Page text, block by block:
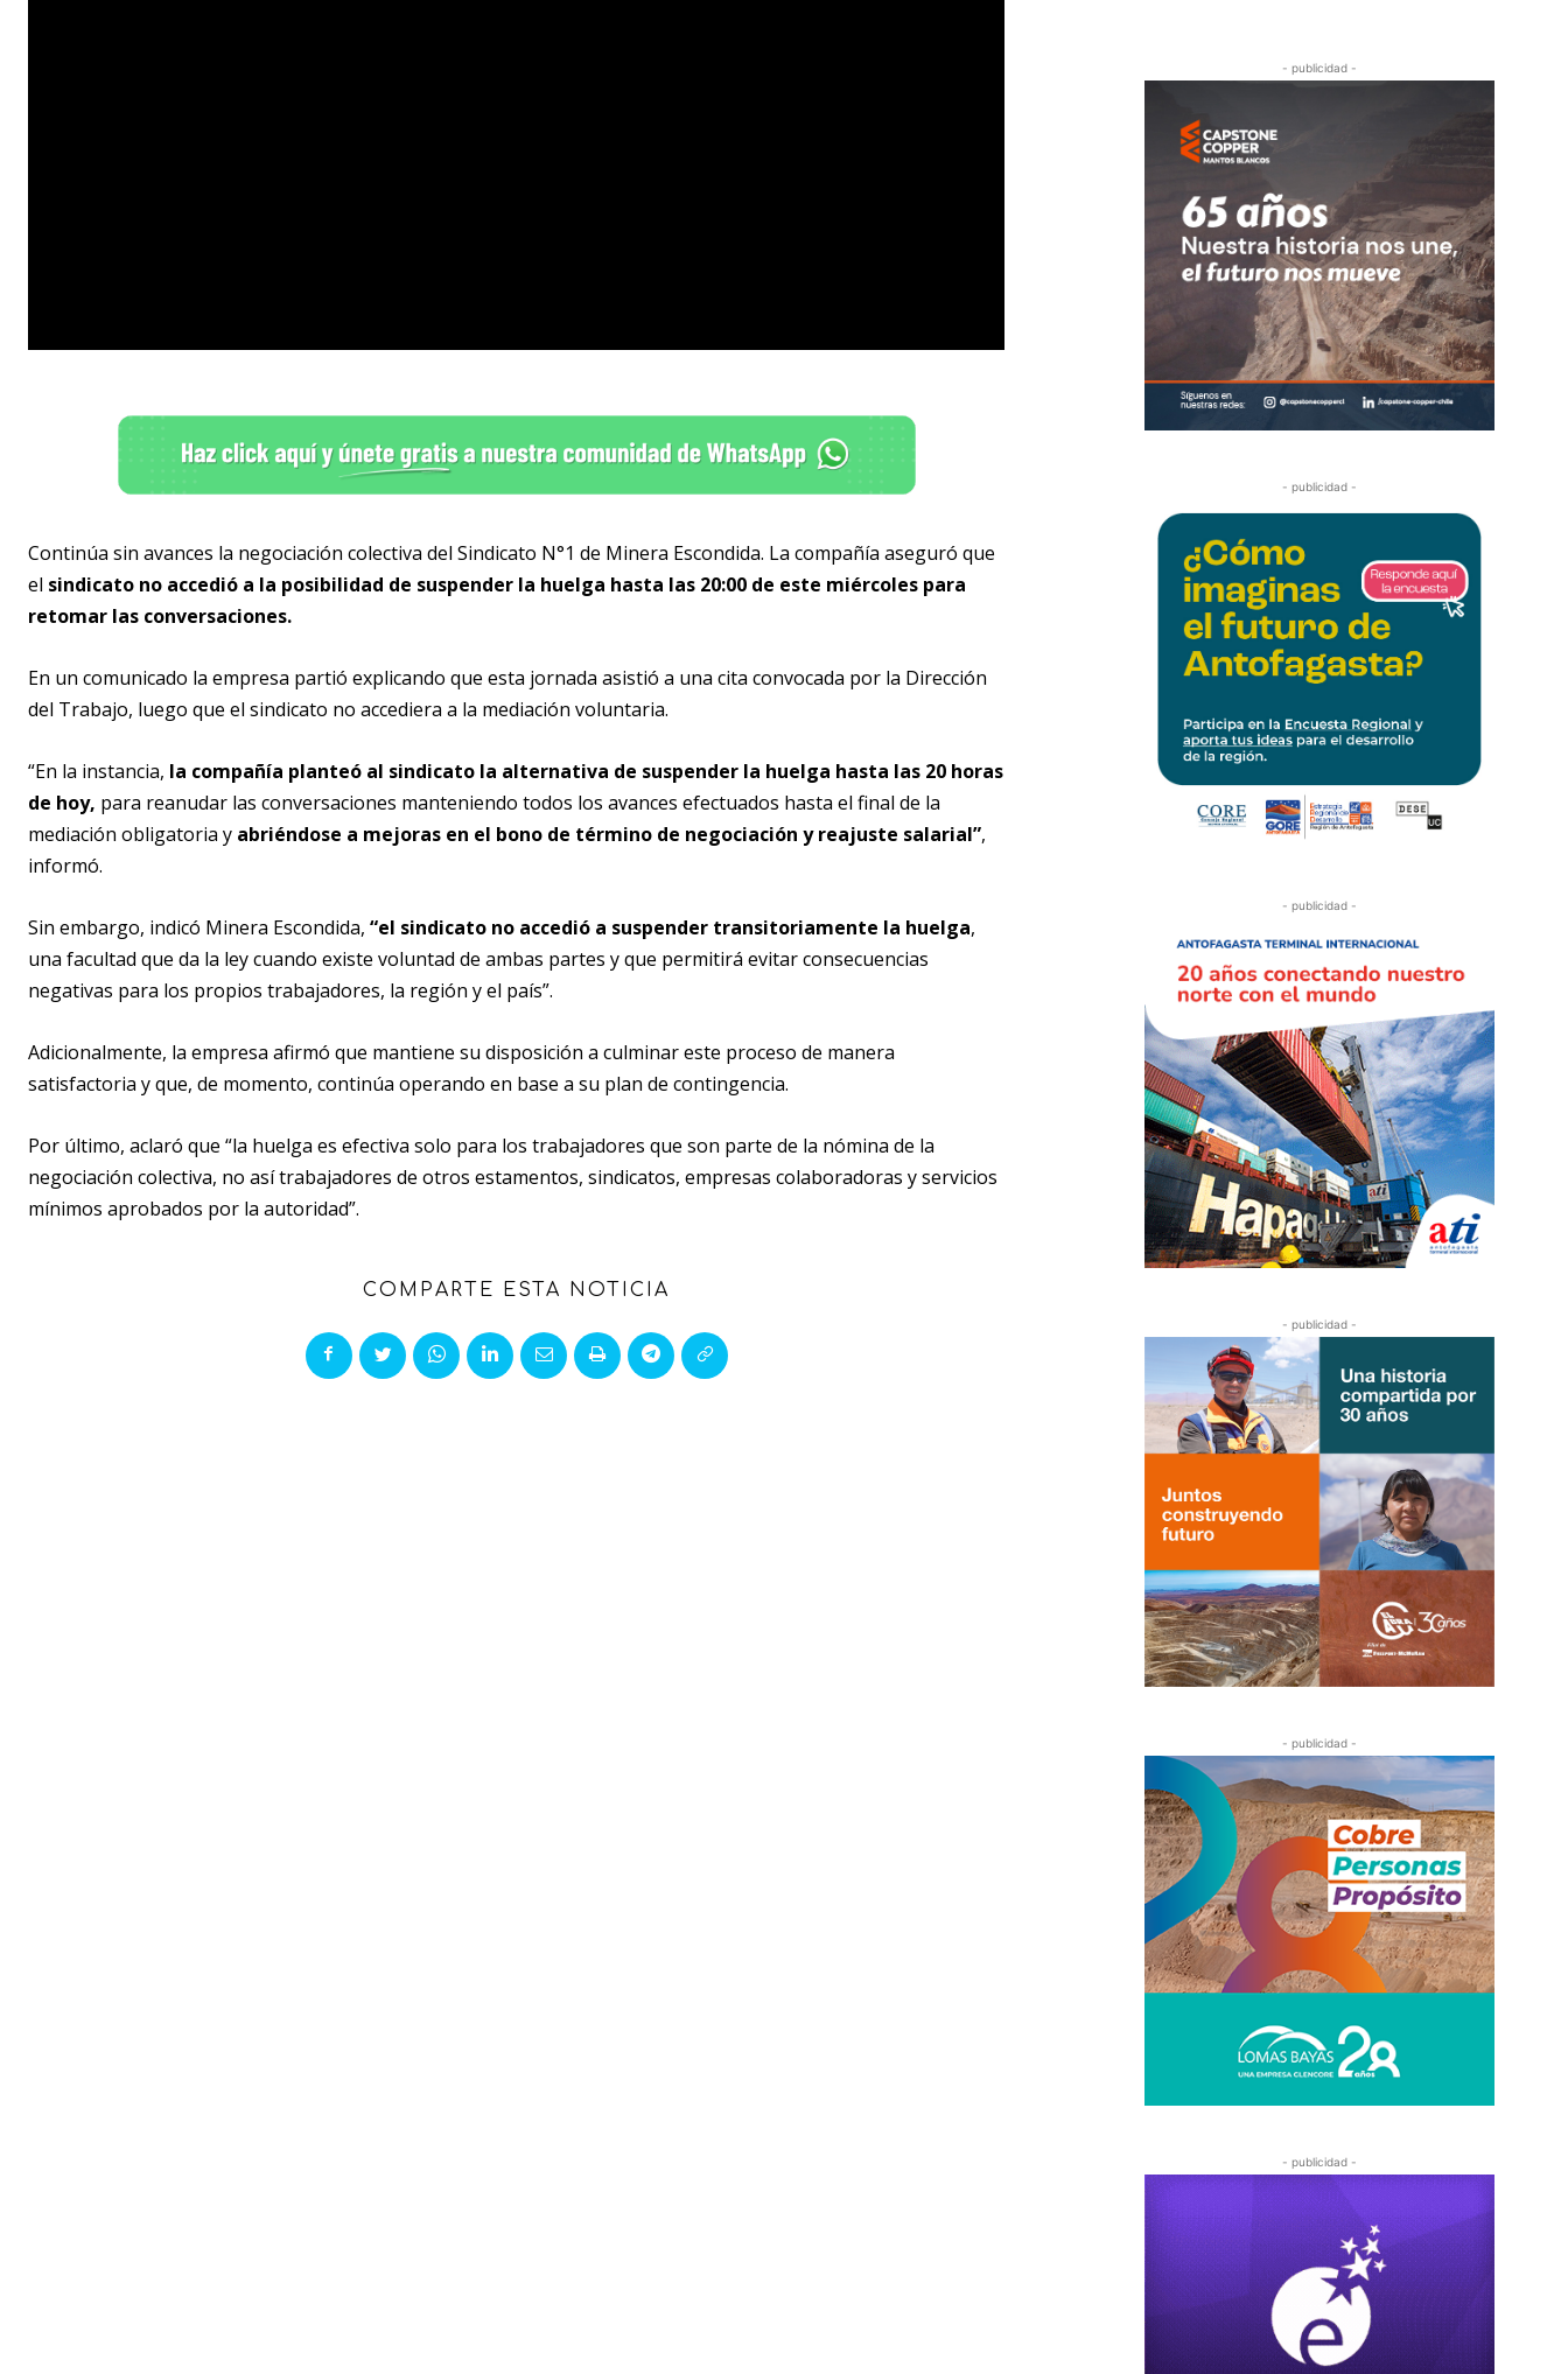
Continúa sin avances la negociación colectiva del Sindicato N°1 de Minera Escondida. La compañía aseguró que
el sindicato no accedió a la posibilidad de suspender la huelga hasta las 20:00 de este miércoles para
retomar las conversaciones.
En un comunicado la empresa partió explicando que esta jornada asistió a una cita convocada por la Dirección
del Trabajo, luego que el sindicato no accediera a la mediación voluntaria.
“En la instancia, la compañía planteó al sindicato la alternativa de suspender la huelga hasta las 20 horas
de hoy, para reanudar las conversaciones manteniendo todos los avances efectuados hasta el final de la
mediación obligatoria y abriéndose a mejoras en el bono de término de negociación y reajuste salarial”,
informó.
Sin embargo, indicó Minera Escondida, “el sindicato no accedió a suspender transitoriamente la huelga,
una facultad que da la ley cuando existe voluntad de ambas partes y que permitirá evitar consecuencias
negativas para los propios trabajadores, la región y el país”.
Adicionalmente, la empresa afirmó que mantiene su disposición a culminar este proceso de manera
satisfactoria y que, de momento, continúa operando en base a su plan de contingencia.
Por último, aclaró que “la huelga es efectiva solo para los trabajadores que son parte de la nómina de la
negociación colectiva, no así trabajadores de otros estamentos, sindicatos, empresas colaboradoras y servicios
mínimos aprobados por la autoridad”.
COMPARTE ESTA NOTICIA
- publicidad -
- publicidad -
- publicidad -
- publicidad -
- publicidad -
- publicidad -